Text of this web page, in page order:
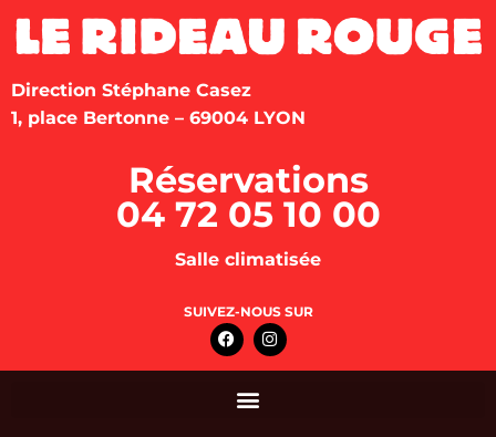
Direction Stéphane Casez
1, place Bertonne – 69004 LYON
Réservations
04 72 05 10 00
Salle climatisée
SUIVEZ-NOUS SUR